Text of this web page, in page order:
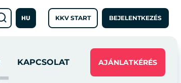
HU KKV START BEJELENTKEZÉS
KAPCSOLAT AJÁNLATKÉRÉS